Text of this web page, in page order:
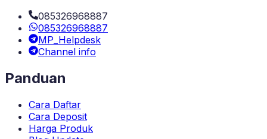
085326968887
085326968887
MP_Helpdesk
Channel info
Panduan
Cara Daftar
Cara Deposit
Harga Produk